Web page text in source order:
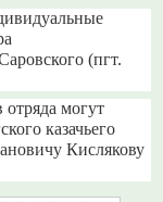
(пгт.
могут
казачьего
Кислякову